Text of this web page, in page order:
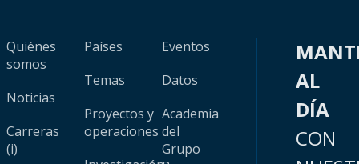
Quiénes
somos
Noticias
Carreras
(i)
Países
Temas
Proyectos y
operaciones
Eventos
Datos
Academia
del
Grupo
AL
DÍA
CON